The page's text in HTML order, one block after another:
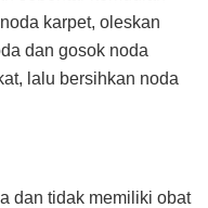
karpet, oleskan
dan gosok noda
lalu bersihkan noda
dan tidak memiliki obat